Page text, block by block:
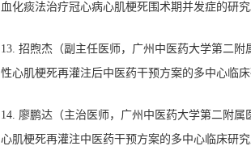
血化痰法治疗冠心病心肌梗死围术期并发症的研
13. 招煦杰 （副主任医师，广州中医药大学第二附
性心肌梗死再灌注后中医药干预方案的多中心临
14. 廖鹏达（主治 医师，广州中医药大学第二附属
心肌梗死再灌注中医药干预方案的多中心临床研究